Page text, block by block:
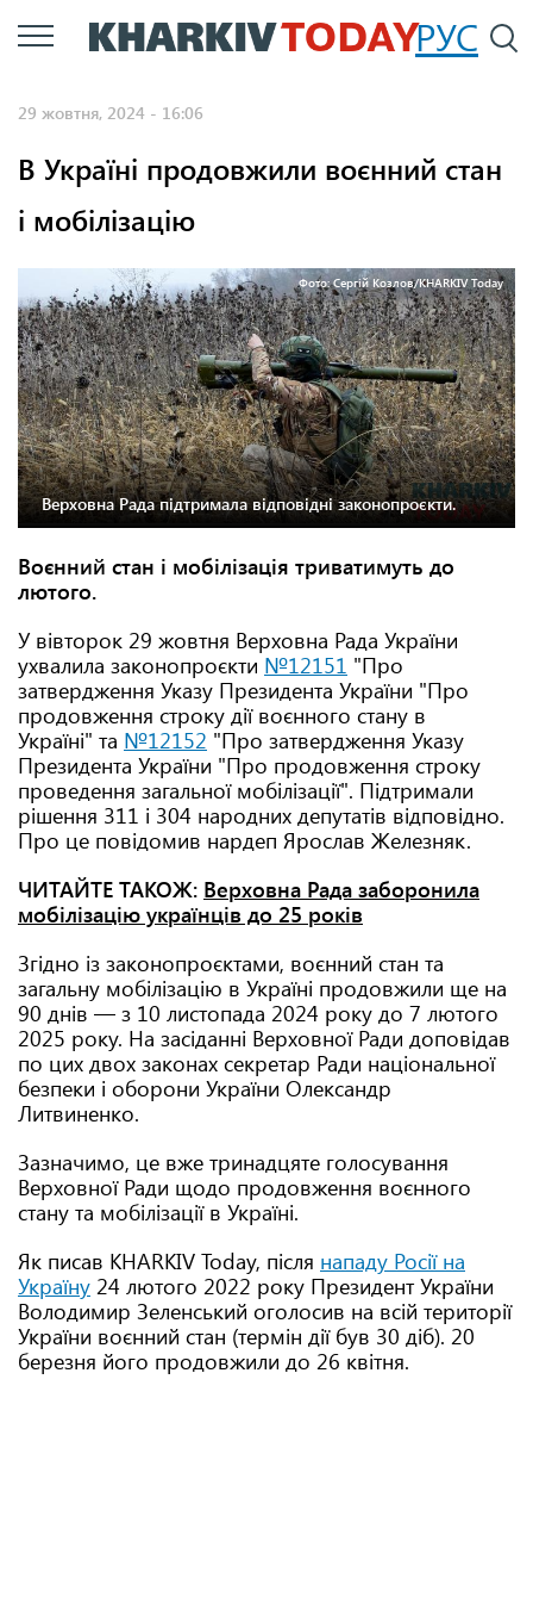
Перейти
до
РУС
29 жовтня, 2024 - 16:06
В Україні продовжили воєнний стан
і мобілізацію
Фото: Сергій Козлов/KHARKIV Today
Верховна Рада підтримала відповідні законопроєкти.
Воєнний стан і мобілізація триватимуть до
лютого.
У вівторок 29 жовтня Верховна Рада України
ухвалила законопроєкти №12151 "Про
затвердження Указу Президента України "Про
продовження строку дії воєнного стану в
Україні" та №12152 "Про затвердження Указу
Президента України "Про продовження строку
проведення загальної мобілізації". Підтримали
рішення 311 і 304 народних депутатів відповідно.
Про це повідомив нардеп Ярослав Железняк.
ЧИТАЙТЕ ТАКОЖ: Верховна Рада заборонила
мобілізацію українців до 25 років
Згідно із законопроєктами, воєнний стан та
загальну мобілізацію в Україні продовжили ще на
90 днів — з 10 листопада 2024 року до 7 лютого
2025 року. На засіданні Верховної Ради доповідав
по цих двох законах секретар Ради національної
безпеки і оборони України Олександр
Литвиненко.
Зазначимо, це вже тринадцяте голосування
Верховної Ради щодо продовження воєнного
стану та мобілізації в Україні.
Як писав KHARKIV Today, після нападу Росії на
Україну 24 лютого 2022 року Президент України
Володимир Зеленський оголосив на всій території
України воєнний стан (термін дії був 30 діб). 20
березня його продовжили до 26 квітня.